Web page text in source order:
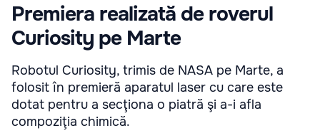
Premiera realizată de roverul
Curiosity pe Marte
Robotul Curiosity, trimis de NASA pe Marte, a
folosit în premieră aparatul laser cu care este
dotat pentru a secţiona o piatră şi a-i afla
compoziţia chimică.